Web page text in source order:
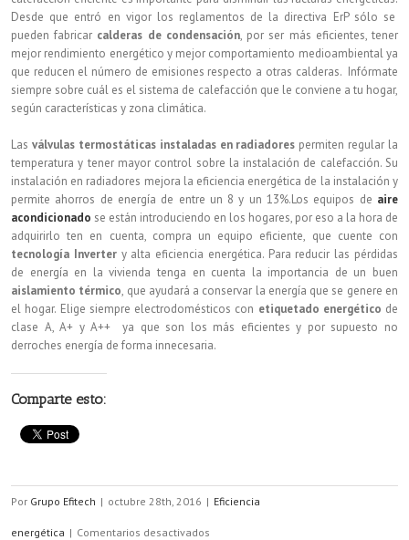
Desde que entró en vigor los reglamentos de la directiva ErP sólo se
pueden fabricar calderas de condensación, por ser más eficientes, tener
mejor rendimiento energético y mejor comportamiento medioambiental ya
que reducen el número de emisiones respecto a otras calderas. Infórmate
siempre sobre cuál es el sistema de calefacción que le conviene a tu hogar,
según características y zona climática.
Las válvulas termostáticas instaladas en radiadores permiten regular la
temperatura y tener mayor control sobre la instalación de calefacción. Su
instalación en radiadores mejora la eficiencia energética de la instalación y
permite ahorros de energía de entre un 8 y un 13%.Los equipos de aire
acondicionado se están introduciendo en los hogares, por eso a la hora de
adquirirlo ten en cuenta, compra un equipo eficiente, que cuente con
tecnología Invertery alta eficiencia energética. Para reducir las pérdidas
de energía en la vivienda tenga en cuenta la importancia de un buen
aislamiento térmico, que ayudará a conservar la energía que se genere en
el hogar. Elige siempre electrodomésticos con etiquetado energético de
clase A, A+ y A++ ya que son los más eficientes y por supuesto no
derroches energía de forma innecesaria.
Comparte esto:
Por Grupo Efitech | octubre 28th, 2016 | Eficiencia
energética | Comentarios desactivados